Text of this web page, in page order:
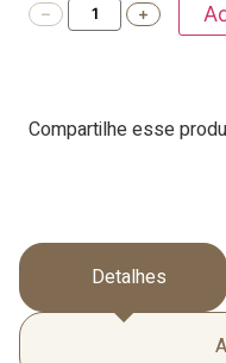
Compartilhe esse
Detalhes